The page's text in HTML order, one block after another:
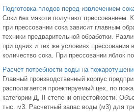
Подготовка плодов перед извлечением
Соки без мякоти получают прессованием.
при прессовании сока зависит главным
техники предварительной обработки.
при одних и тех же условиях прессования
количество сока. При прессовании яблок
Расчет потребности воды на
Главный производственный корпус
располагается проектируемый цех, по
категории Д, II степени огнестойкости.
тыс. м3. Расчетный запас воды (м3) для